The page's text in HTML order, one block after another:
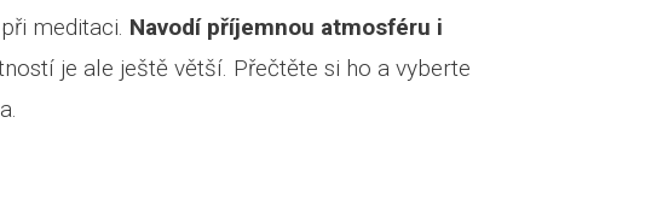
při meditaci. Navodí příjemnou atmosféru i
je ale ještě větší. Přečtěte si ho a vyberte